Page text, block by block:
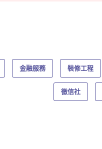
金融服務 裝修工程
徵信社